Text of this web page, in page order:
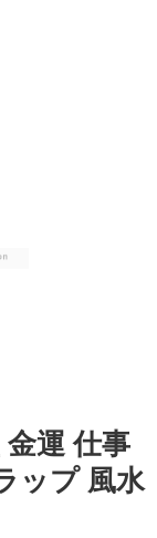
運 仕事
ップ 風水